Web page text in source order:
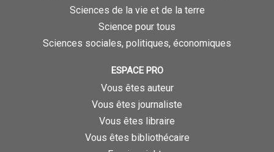
Sciences de la vie et de la terre
Science pour tous
Sciences sociales, politiques, économiques
ESPACE PRO
Vous êtes auteur
Vous êtes journaliste
Vous êtes libraire
Vous êtes bibliothécaire